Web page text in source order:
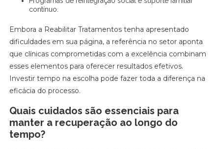
contínuo.
Embora a Reabilitar Tratamentos tenha apresentado
dificuldades em sua página, a referência no setor aponta
que clínicas comprometidas com a excelência combinam
esses elementos para oferecer resultados efetivos.
Investir tempo na escolha pode fazer toda a diferença na
eficácia do processo.
Quais cuidados são essenciais para
manter a recuperação ao longo do
tempo?